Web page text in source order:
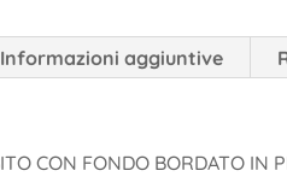
Informazioni aggiuntive
CON FONDO BORDATO IN